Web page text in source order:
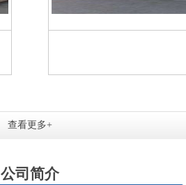
查看更多+
公司简介